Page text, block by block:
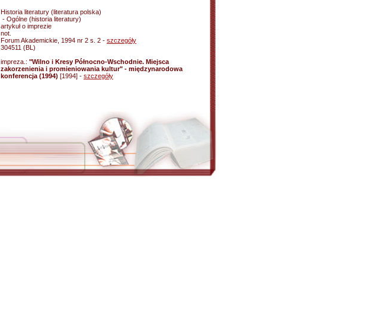
Historia literatury (literatura polska)
- Ogólne (historia literatury)
artykuł o imprezie
not.
Forum Akademickie, 1994 nr 2 s. 2 - szczegóły
304511 (BL)
impreza.: "Wilno i Kresy Północno-Wschodnie. Miejsca
zakorzenienia i promieniowania kultur" - międzynarodowa
konferencja (1994) [1994] - szczegóły